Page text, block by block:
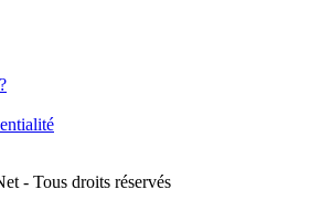
- Tous droits réservés